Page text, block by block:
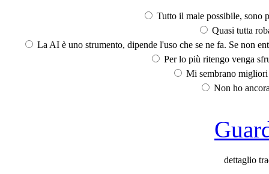
Tutto il male possibile, sono
Quasi tutta
La AI è uno strumento, dipende l'uso che se ne fa. Se non
Per lo più ritengo venga
Mi sembrano
Non ho
dettaglio